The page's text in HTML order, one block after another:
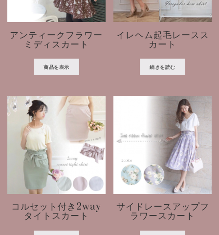
アンティークフラワー
ミディスカート
商品を表示
イレヘム起毛レースス
カート
続きを読む
コルセット付き2way
タイトスカート
サイドレースアップフ
ラワースカート